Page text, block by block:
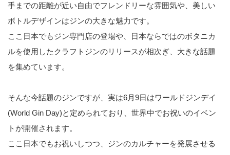
手までの距離が近い自由でフレンドリーな雰囲気や、美しい
ボトルデザインはジンの大きな魅力です。
ここ日本でもジン専門店の登場や、日本ならではのボタニカ
ルを使用したクラフトジンのリリースが相次ぎ、大きな話題
を集めています。
そんな今話題のジンですが、実は6月9日はワールドジンデイ
(World Gin Day)と定められており、世界中でお祝いのイベン
トが開催されます。
ここ日本でもお祝いしつつ、ジンのカルチャーを発展させる